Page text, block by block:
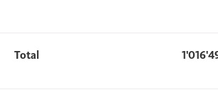
Total